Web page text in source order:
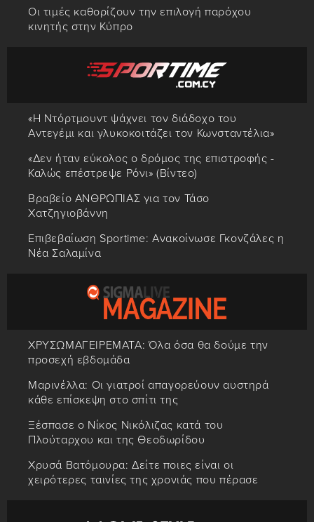
Οι τιμές καθορίζουν την επιλογή παρόχου
κινητής στην Κύπρο
«Η Ντόρτμουντ ψάχνει τον διάδοχο του
Αντεγέμι και γλυκοκοιτάζει τον Κωνσταντέλια»
«Δεν ήταν εύκολος ο δρόμος της επιστροφής -
Καλώς επέστρεψε Ρόνι» (Βίντεο)
Βραβείο ΑΝΘΡΩΠΙΑΣ για τον Τάσο
Χατζηγιοβάννη
Επιβεβαίωση Sportime: Ανακοίνωσε Γκονζάλες η
Νέα Σαλαμίνα
ΧΡΥΣΩΜΑΓΕΙΡΕΜΑΤΑ: Όλα όσα θα δούμε την
προσεχή εβδομάδα
Μαρινέλλα: Οι γιατροί απαγορεύουν αυστηρά
κάθε επίσκεψη στο σπίτι της
Ξέσπασε ο Νίκος Νικόλιζας κατά του
Πλούταρχου και της Θεοδωρίδου
Χρυσά Βατόμουρα: Δείτε ποιες είναι οι
χειρότερες ταινίες της χρονιάς που πέρασε